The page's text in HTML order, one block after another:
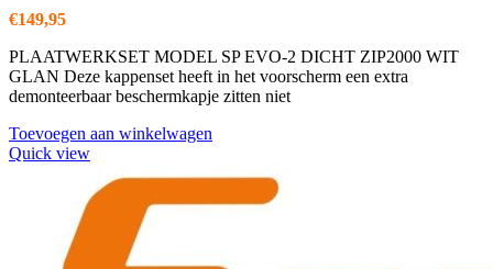
€149,95
PLAATWERKSET MODEL SP EVO-2 DICHT ZIP2000 WIT
GLAN Deze kappenset heeft in het voorscherm een extra
demonteerbaar beschermkapje zitten niet
Toevoegen aan winkelwagen
Quick view